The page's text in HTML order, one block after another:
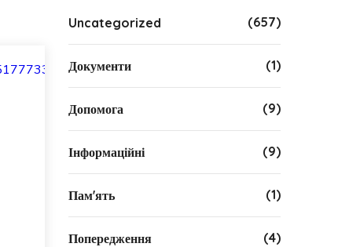
Uncategorized (657)
Документи (1)
Допомога (9)
Інформаційні (9)
Пам'ять (1)
Попередження (4)